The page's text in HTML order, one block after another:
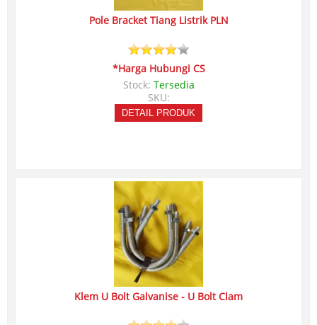
Pole Bracket Tiang Listrik PLN
*Harga Hubungi CS
Stock: Tersedia
SKU:
DETAIL PRODUK
Klem U Bolt Galvanise - U Bolt Clam